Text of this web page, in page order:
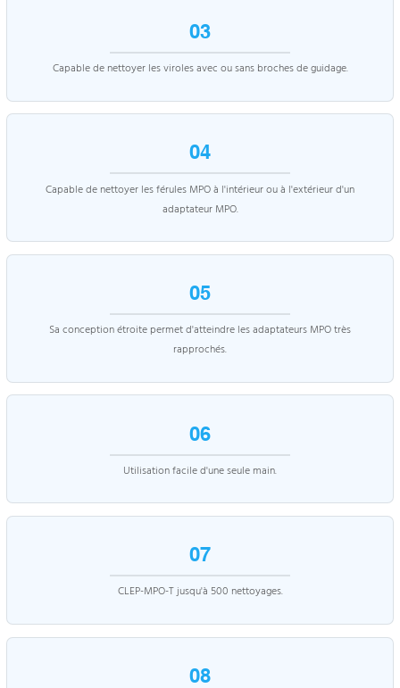
03
Capable de nettoyer les viroles avec ou sans broches de guidage.
04
Capable de nettoyer les férules MPO à l'intérieur ou à l'extérieur d'un
adaptateur MPO.
05
Sa conception étroite permet d'atteindre les adaptateurs MPO très
rapprochés.
06
Utilisation facile d'une seule main.
07
CLEP-MPO-T jusqu'à 500 nettoyages.
08